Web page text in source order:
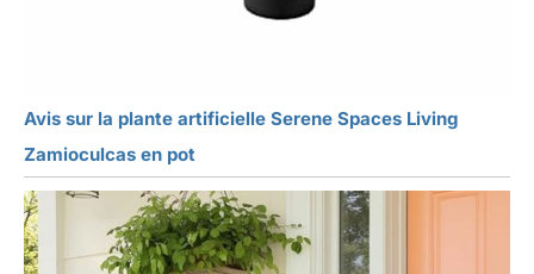
Avis sur la plante artificielle Serene Spaces Living
Zamioculcas en pot